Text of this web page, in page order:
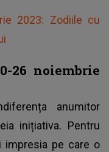
2023: Zodiile cu
26 noiembrie
anumitor
inițiativa. Pentru
impresia pe care o